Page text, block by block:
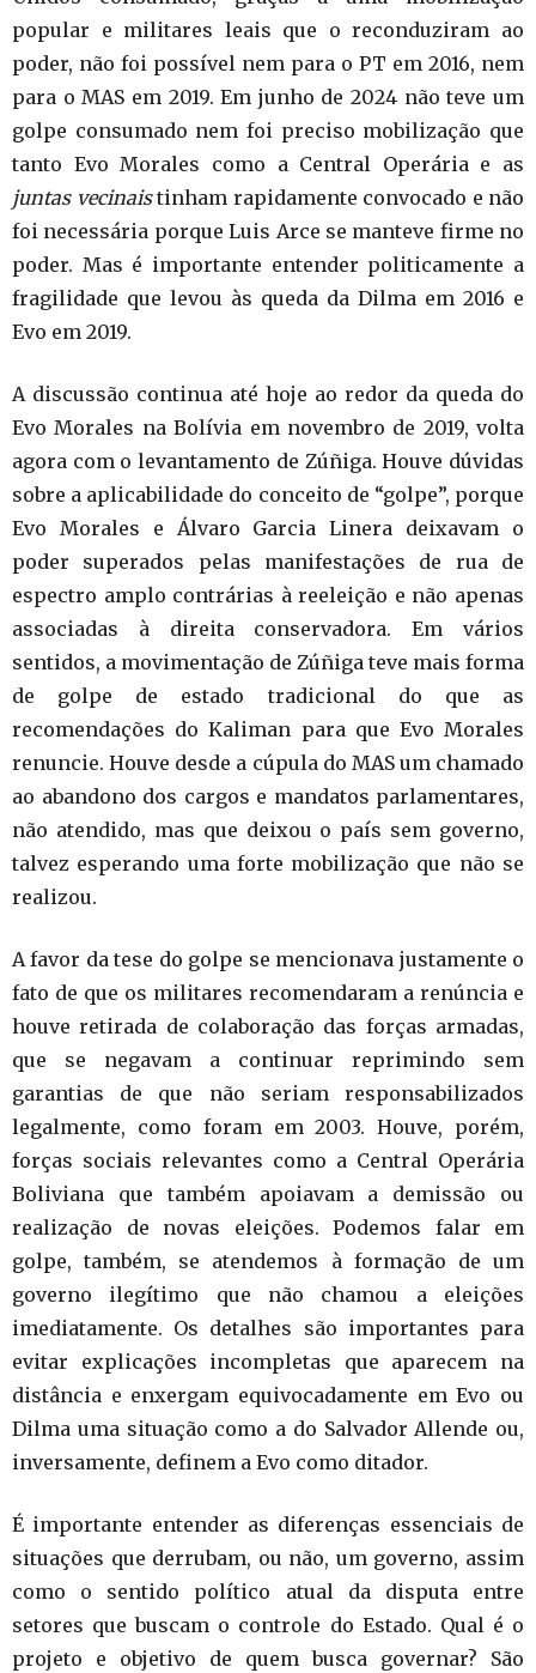
popular e militares leais que o reconduziram ao
poder, não foi possível nem para o PT em 2016, nem
para o MAS em 2019. Em junho de 2024 não teve um
golpe consumado nem foi preciso mobilização que
tanto Evo Morales como a Central Operária e as
juntas vecinaistinham rapidamente convocado e não
foi necessária porque Luis Arce se manteve firme no
poder. Mas é importante entender politicamente a
fragilidade que levou às queda da Dilma em 2016 e
Evo em 2019.
A discussão continua até hoje ao redor da queda do
Evo Morales na Bolívia em novembro de 2019, volta
agora com o levantamento de Zúñiga. Houve dúvidas
sobre a aplicabilidade do conceito de “golpe”, porque
Evo Morales e Álvaro Garcia Linera deixavam o
poder superados pelas manifestações de rua de
espectro amplo contrárias à reeleição e não apenas
associadas à direita conservadora. Em vários
sentidos, a movimentação de Zúñiga teve mais forma
de golpe de estado tradicional do que as
recomendações do Kaliman para que Evo Morales
renuncie. Houve desde a cúpula do MAS um chamado
ao abandono dos cargos e mandatos parlamentares,
não atendido, mas que deixou o país sem governo,
talvez esperando uma forte mobilização que não se
realizou.
A favor da tese do golpe se mencionava justamente o
fato de que os militares recomendaram a renúncia e
houve retirada de colaboração das forças armadas,
que se negavam a continuar reprimindo sem
garantias de que não seriam responsabilizados
legalmente, como foram em 2003. Houve, porém,
forças sociais relevantes como a Central Operária
Boliviana que também apoiavam a demissão ou
realização de novas eleições. Podemos falar em
golpe, também, se atendemos à formação de um
governo ilegítimo que não chamou a eleições
imediatamente. Os detalhes são importantes para
evitar explicações incompletas que aparecem na
distância e enxergam equivocadamente em Evo ou
Dilma uma situação como a do Salvador Allende ou,
inversamente, definem a Evo como ditador.
É importante entender as diferenças essenciais de
situações que derrubam, ou não, um governo, assim
como o sentido político atual da disputa entre
setores que buscam o controle do Estado. Qual é o
projeto e objetivo de quem busca governar? São